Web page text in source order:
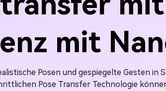
mit
Posen und gespiegelte Gesten in
Pose Transfer Technologie